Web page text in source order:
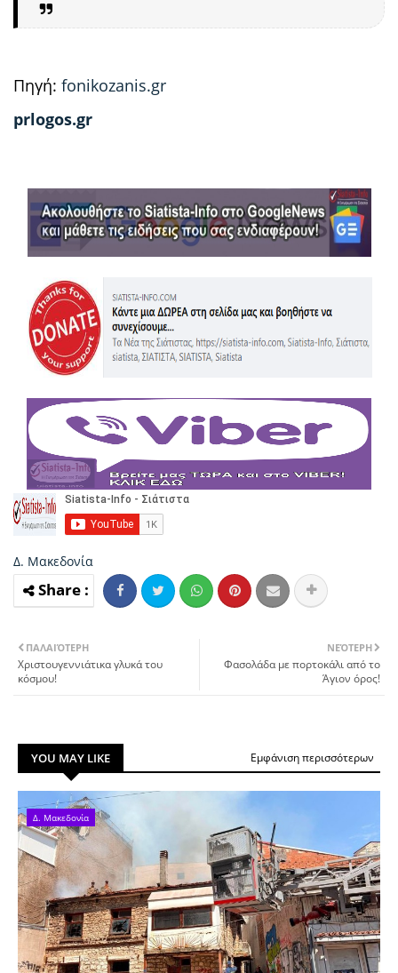
Πηγή: fonikozanis.gr
prlogos.gr
Δ. Μακεδονία
ΝΕΌΤΕΡΗ
Φασολάδα με πορτοκάλι από το
Άγιον όρος!
ΠΑΛΑΙΌΤΕΡΗ
Χριστουγεννιάτικα γλυκά του
κόσμου!
YOU MAY LIKE Εμφάνιση περισσότερων
Δ. Μακεδονία